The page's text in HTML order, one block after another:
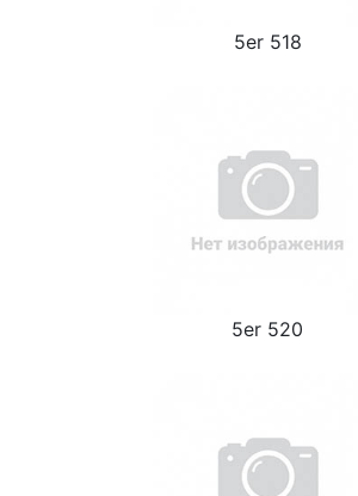
5er 518
5er 520